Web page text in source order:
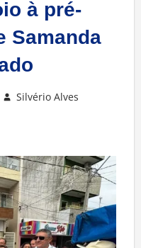
à pré-
Samanda
Silvério Alves